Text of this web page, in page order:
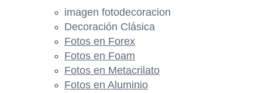
imagen fotodecoracion
Decoración Clásica
Fotos en Forex
Fotos en Foam
Fotos en Metacrilato
Fotos en Aluminio